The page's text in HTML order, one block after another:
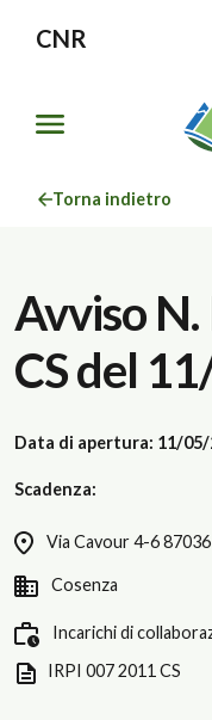
CNR
Torna indietro
Avviso
CS del
Data di apertura: 11/05/
Scadenza:
Via Cavour 4-6 87036
Cosenza
Incarichi di
IRPI 007 2011 CS